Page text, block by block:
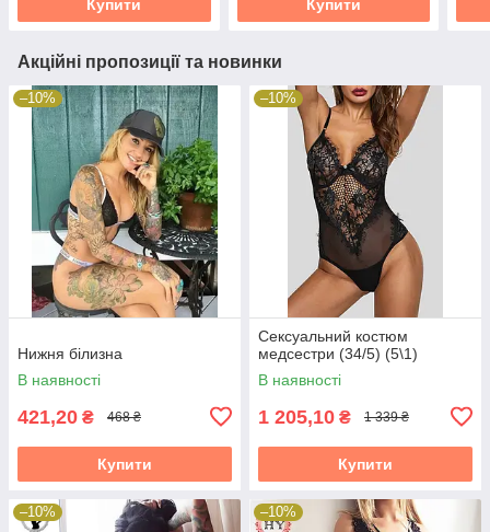
Купити Купити
Акційні пропозиції та новинки
–10%
Нижня білизна
В наявності
421,20 ₴ 468 ₴
Купити
–10%
Сексуальний костюм
медсестри (34/5) (5\1)
В наявності
1 205,10 ₴ 1 339 ₴
Купити
–10% –10%